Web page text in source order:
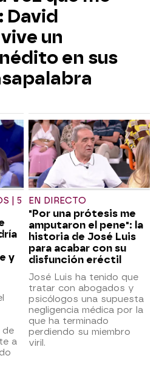
David
un
en sus
| 5
y
de
a
EN DIRECTO
"Por una prótesis me
amputaron el pene": la
historia de José Luis
para acabar con su
disfunción eréctil
José Luis ha tenido que
tratar con abogados y
psicólogos una supuesta
negligencia médica por la
que ha terminado
perdiendo su miembro
viril.